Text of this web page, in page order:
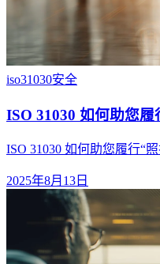
iso31030安全
ISO 31030 如何助您履
ISO 31030 如何助您履行“
2025年8月13日